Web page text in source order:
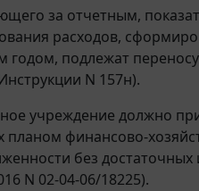
за отчетным,
расходов,
подлежат
N 157н).
учреждение должно
финансово-
без
N 02-04-06/18225).